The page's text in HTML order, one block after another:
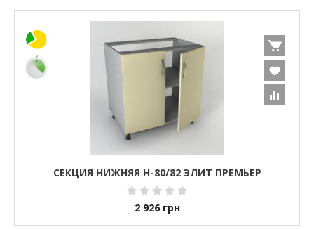
СЕКЦИЯ НИЖНЯЯ Н-80/82 ЭЛИТ ПРЕМЬЕР
2 926 грн